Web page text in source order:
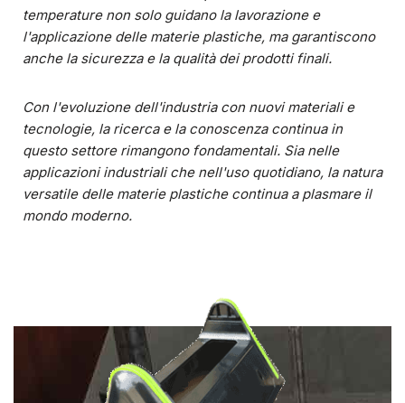
temperature non solo guidano la lavorazione e
l'applicazione delle materie plastiche, ma garantiscono
anche la sicurezza e la qualità dei prodotti finali.
Con l'evoluzione dell'industria con nuovi materiali e
tecnologie, la ricerca e la conoscenza continua in
questo settore rimangono fondamentali. Sia nelle
applicazioni industriali che nell'uso quotidiano, la natura
versatile delle materie plastiche continua a plasmare il
mondo moderno.